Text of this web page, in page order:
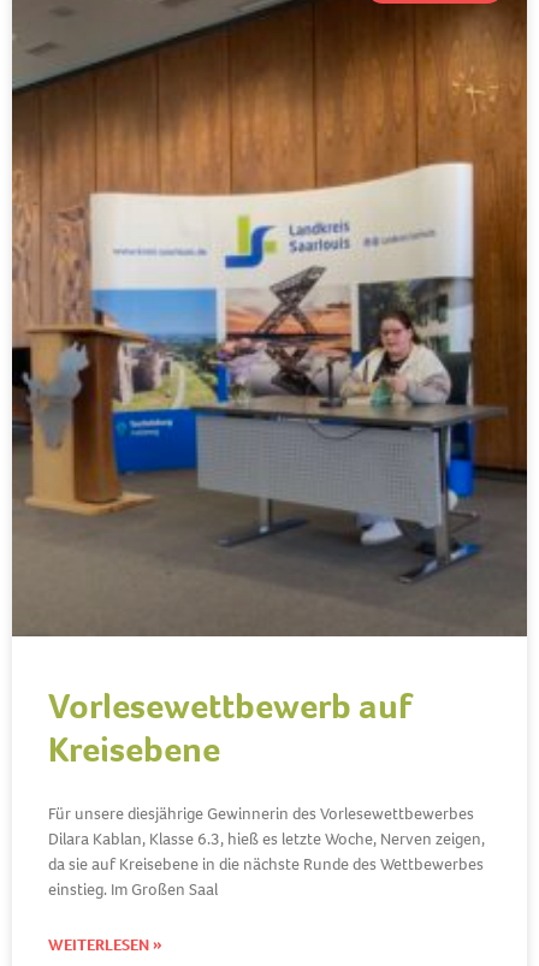
Vorlesewettbewerb auf
Kreisebene
Für unsere diesjährige Gewinnerin des Vorlesewettbewerbes
Dilara Kablan, Klasse 6.3, hieß es letzte Woche, Nerven zeigen,
da sie auf Kreisebene in die nächste Runde des Wettbewerbes
einstieg. Im Großen Saal
WEITERLESEN »